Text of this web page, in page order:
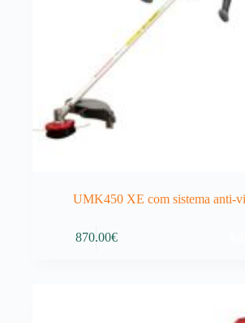
UMK450 XE com sistema anti-
870.00€